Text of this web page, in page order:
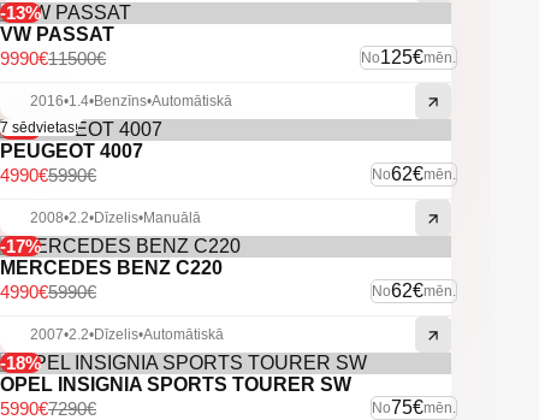
-13%
VW PASSAT
No125€mēn.
11500€
9990€
2016•1.4•Benzīns•Automātiskā
-17%
7 sēdvietas!
PEUGEOT 4007
No62€mēn.
5990€
4990€
2008•2.2•Dīzelis•Manuālā
-17%
MERCEDES BENZ C220
No62€mēn.
5990€
4990€
2007•2.2•Dīzelis•Automātiskā
-18%
OPEL INSIGNIA SPORTS TOURER SW
No75€mēn.
7290€
5990€